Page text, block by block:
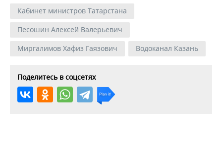
Кабинет министров Татарстана
Песошин Алексей Валерьевич
Миргалимов Хафиз Гаязович
Водоканал Казань
Поделитесь в соцсетях